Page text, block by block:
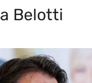
Belotti